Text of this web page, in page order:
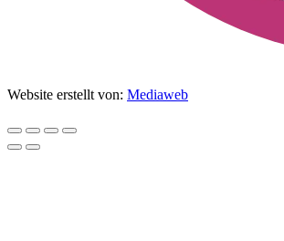
Website erstellt von: Mediaweb